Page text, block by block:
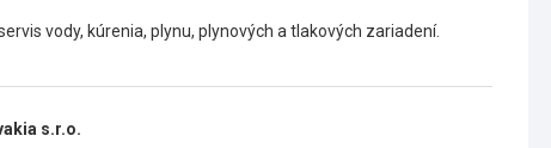
vody, kúrenia, plynu, plynových a tlakových zariadení.
s.r.o.